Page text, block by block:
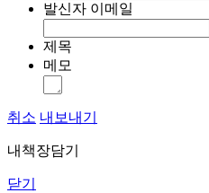
발신자 이메일
제목
메모
취소 내보내기
내책장담기
닫기